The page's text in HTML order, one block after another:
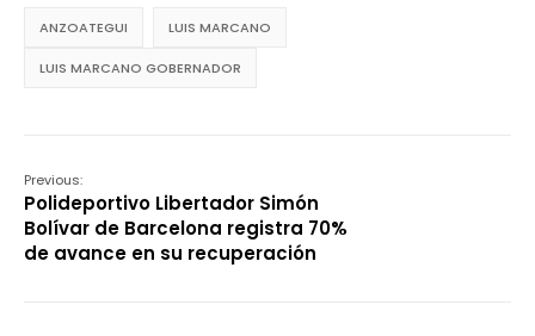
ANZOATEGUI LUIS MARCANO
LUIS MARCANO GOBERNADOR
Previous:
Polideportivo Libertador Simón
Bolívar de Barcelona registra 70%
de avance en su recuperación